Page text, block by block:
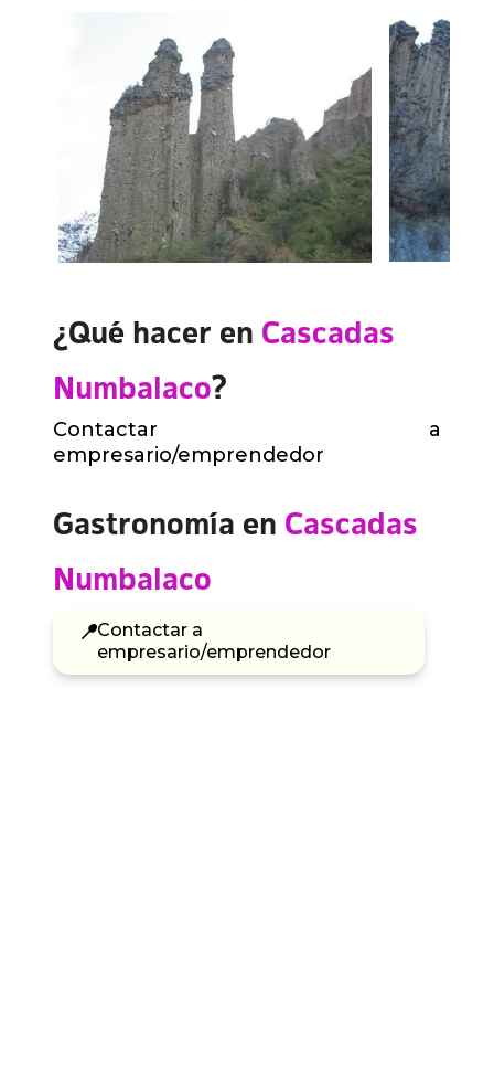
¿Qué hacer en Cascadas
Numbalaco?
Contactar a
empresario/emprendedor
Gastronomía en Cascadas
Numbalaco
Contactar a
empresario/emprendedor